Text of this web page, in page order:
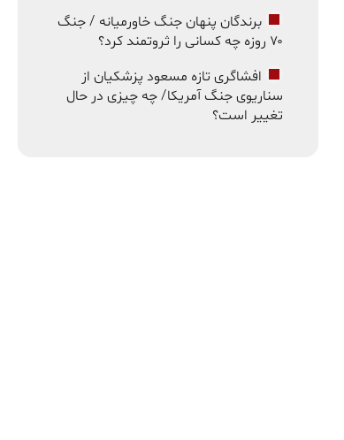
برندگان پنهان جنگ خاورمیانه / جنگ
۷۰ روزه چه کسانی را ثروتمند کرد؟
افشاگری تازه مسعود پزشکیان از
سناریوی جنگ آمریکا/ چه چیزی در حال
تغییر است؟